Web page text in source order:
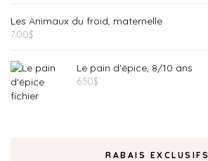
Les Animaux du froid, maternelle
7.00$
Le pain d'épice, 8/10 ans
6.50$
RABAIS EXCLUSIFS